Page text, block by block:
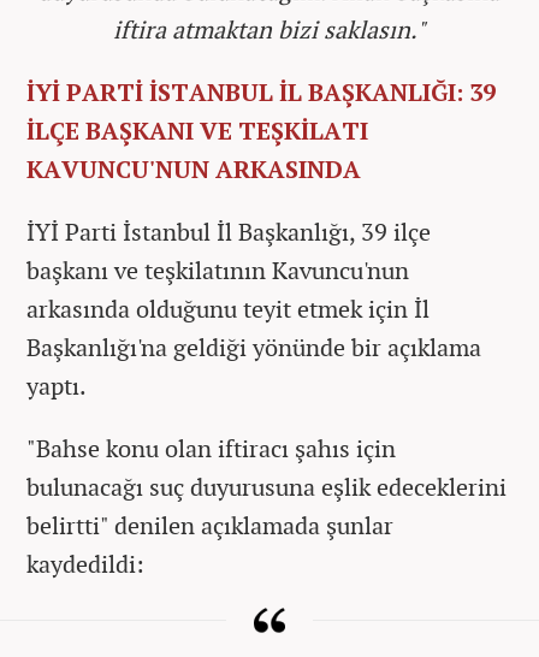
iftira atmaktan bizi saklasın."
İYİ PARTİ İSTANBUL İL BAŞKANLIĞI: 39
İLÇE BAŞKANI VE TEŞKİLATI
KAVUNCU'NUN ARKASINDA
İYİ Parti İstanbul İl Başkanlığı, 39 ilçe
başkanı ve teşkilatının Kavuncu'nun
arkasında olduğunu teyit etmek için İl
Başkanlığı'na geldiği yönünde bir açıklama
yaptı.
"Bahse konu olan iftiracı şahıs için
bulunacağı suç duyurusuna eşlik edeceklerini
belirtti" denilen açıklamada şunlar
kaydedildi: